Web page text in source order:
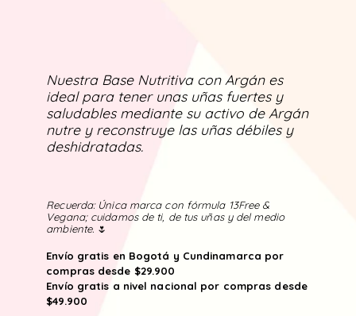
Nuestra Base Nutritiva con Argán es
ideal para tener unas uñas fuertes y
saludables mediante su activo de Argán
nutre y reconstruye las uñas débiles y
deshidratadas.
Recuerda: Única marca con fórmula 13Free &
Vegana; cuidamos de ti, de tus uñas y del medio
ambiente. 🌷
Envío gratis en Bogotá y Cundinamarca por
compras desde $29.900
Envío gratis a nivel nacional por compras desde
$49.900